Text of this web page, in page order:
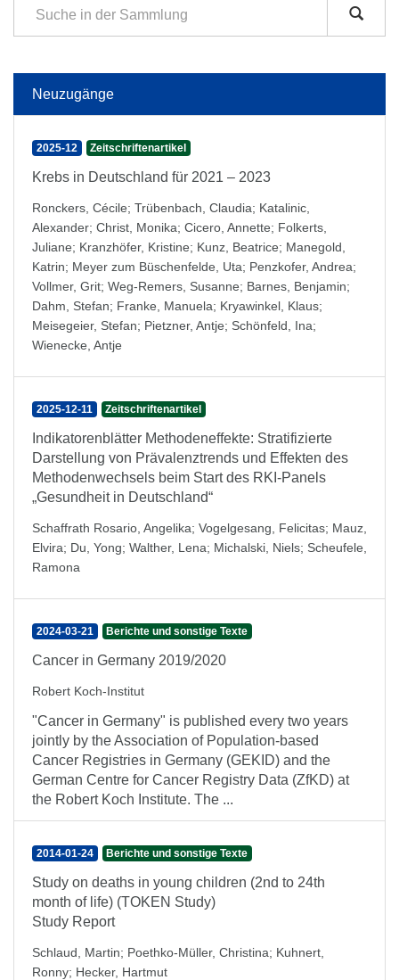
Neuzugänge
2025-12 Zeitschriftenartikel
Krebs in Deutschland für 2021 – 2023
Ronckers, Cécile; Trübenbach, Claudia; Katalinic,
Alexander; Christ, Monika; Cicero, Annette; Folkerts,
Juliane; Kranzhöfer, Kristine; Kunz, Beatrice; Manegold,
Katrin; Meyer zum Büschenfelde, Uta; Penzkofer, Andrea;
Vollmer, Grit; Weg-Remers, Susanne; Barnes, Benjamin;
Dahm, Stefan; Franke, Manuela; Kryawinkel, Klaus;
Meisegeier, Stefan; Pietzner, Antje; Schönfeld, Ina;
Wienecke, Antje
2025-12-11 Zeitschriftenartikel
Indikatorenblätter Methodeneffekte: Stratifizierte
Darstellung von Prävalenztrends und Effekten des
Methodenwechsels beim Start des RKI-Panels
„Gesundheit in Deutschland“
Schaffrath Rosario, Angelika; Vogelgesang, Felicitas; Mauz,
Elvira; Du, Yong; Walther, Lena; Michalski, Niels; Scheufele,
Ramona
2024-03-21 Berichte und sonstige Texte
Cancer in Germany 2019/2020
Robert Koch-Institut
"Cancer in Germany" is published every two years
jointly by the Association of Population-based
Cancer Registries in Germany (GEKID) and the
German Centre for Cancer Registry Data (ZfKD) at
the Robert Koch Institute. The ...
2014-01-24 Berichte und sonstige Texte
Study on deaths in young children (2nd to 24th
month of life) (TOKEN Study)
Study Report
Schlaud, Martin; Poethko-Müller, Christina; Kuhnert,
Ronny; Hecker, Hartmut